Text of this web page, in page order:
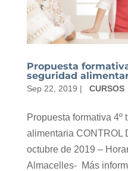
Propuesta
seguridad
Sep 22, 2019 | CURSOS
Propuesta formativa 4º
alimentaria CONTROL
octubre de 2019 –
Almacelles- Más